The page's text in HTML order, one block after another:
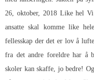
26, oktober, 2018 Like hel
ansatte skal komme like
fellesskap der det er lov å
fra det andre foreldre har å
skoler kan skaffe, jo bedre!